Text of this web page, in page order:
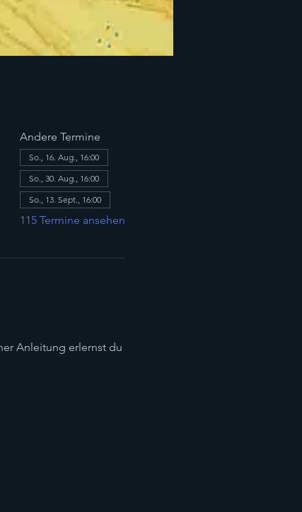
Andere Termine
So., 16. Aug., 16:00
So., 30. Aug., 16:00
So., 13. Sept., 16:00
115 Termine ansehen
Anleitung erlernst du